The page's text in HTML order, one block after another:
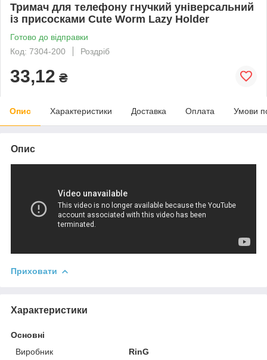
Тримач для телефону гнучкий універсальний
із присосками Cute Worm Lazy Holder
Готово до відправки
Код: 7304-200
Роздріб
33,12 ₴
Опис Характеристики Доставка Оплата Умови
Опис
Приховати
Характеристики
Основні
Виробник
RinG